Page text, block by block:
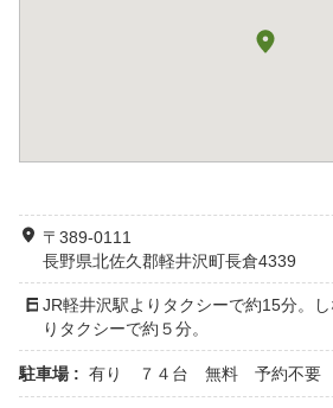
〒389-0111
長野県北佐久郡軽井沢町長倉4339
JR軽井沢駅よりタクシーで約15分。
りタクシーで約５分。
駐車場 : 有り ７４台 無料 予約不要